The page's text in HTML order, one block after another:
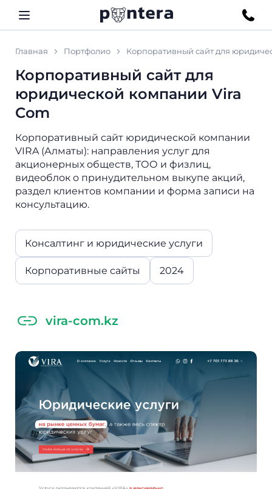
Главная Портфолио Корпоративный сайт для
Корпоративный сайт для
юридической компании Vira
Com
Корпоративный сайт юридической компании
VIRA (Алматы): направления услуг для
акционерных обществ, ТОО и физлиц,
видеоблок о принудительном выкупе акций,
раздел клиентов компании и форма записи на
консультацию.
Консалтинг и юридические услуги
Корпоративные сайты 2024
vira-com.kz